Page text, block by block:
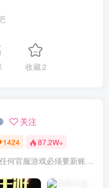
收藏2
关注
1424 87.2W+
站长微信:hu863414613，任何官服游戏必须要新账号注册！充值前记得找我审核账号!